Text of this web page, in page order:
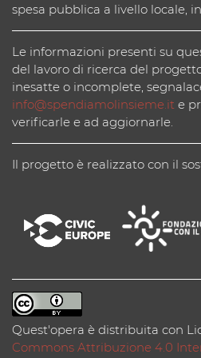
spesa pubblica a livello locale,
Le informazioni presenti su
del lavoro di ricerca del
inesatte o incomplete,
info@spendiamolinsieme.it e
verificarle e ad aggiornarle.
Il progetto è realizzato con il
Quest'opera è distribuita con
Commons Attribuzione 4.0